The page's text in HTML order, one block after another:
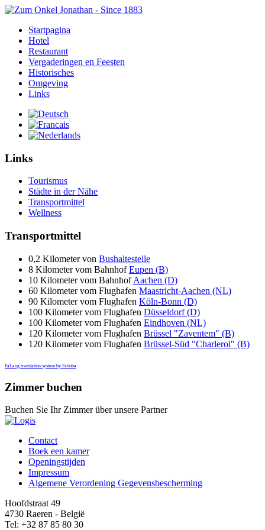
Startpagina
Hotel
Restaurant
Vergaderingen en Feesten
Historisches
Omgeving
Links
Links
Tourismus
Städte in der Nähe
Transportmittel
Wellness
Transportmittel
0,2 Kilometer von Bushaltestelle
8 Kilometer vom BahnhofEupen (B)
10 Kilometer vom BahnhofAachen (D)
60 Kilometer vom Flughafen Maastricht-Aachen (NL)
90 Kilometer vom Flughafen Köln-Bonn (D)
100 Kilometer vom Flughafen Düsseldorf (D)
100 Kilometer vom Flughafen Eindhoven (NL)
120 Kilometer vom Flughafen Brüssel "Zaventem" (B)
120 Kilometer vom Flughafen Brüssel-Süd "Charleroi" (B)
FaLang translation system by Faboba
Zimmer buchen
Buchen Sie Ihr Zimmer über unsere Partner
Contact
Boek een kamer
Openingstijden
Impressum
Algemene Verordening Gegevensbescherming
Hoofdstraat 49
4730 Raeren - België
Tel: +32 87 85 80 30